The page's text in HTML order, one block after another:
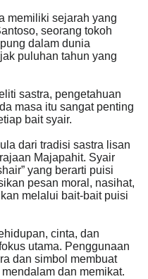
memiliki sejarah yang
seorang tokoh
dalam dunia
puluhan tahun yang
sastra, pengetahuan
masa itu sangat penting
bait syair.
dari tradisi sastra lisan
Majapahit. Syair
yang berarti puisi
pesan moral, nasihat,
melalui bait-bait puisi
cinta, dan
utama. Penggunaan
dan simbol membuat
dan memikat.